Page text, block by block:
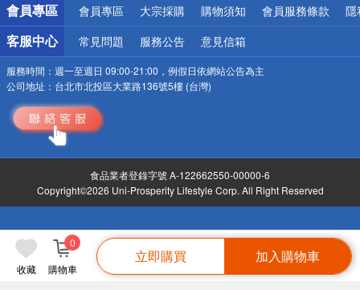
收藏 購物車
0
立即購買 加入購物車
會員專區 會員專區 大宗採購 購物須知 會員服務條款 隱
客服中心 常見問題 服務公告 意見信箱
服務時間： 週一至週日 09:00-21:00，例假日依網站公告為主
公司地址： 台北市北投區大業路136號5樓 (台灣)
食品業者登錄字號 A-122662550-00000-6
Copyright©2026 Uni-Prosperity Lifestyle Corp. All Right Reserved